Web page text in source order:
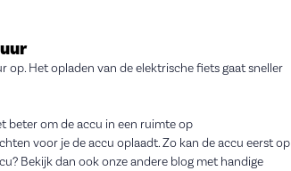
Het opladen van de elektrische fiets gaat sneller
beter om de accu in een ruimte op
voor je de accu oplaadt. Zo kan de accu eerst op
Bekijk dan ook onze andere blog met handige